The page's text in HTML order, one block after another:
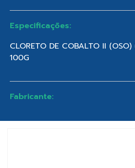
Especificações:
CLORETO DE COBALTO II
100G
Fabricante: